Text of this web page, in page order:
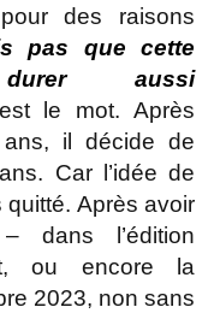
des raisons
pas que cette
aussi
le mot. Après
il décide de
Car l’idée de
quitté. Après avoir
dans l’édition
ou encore la
2023, non sans